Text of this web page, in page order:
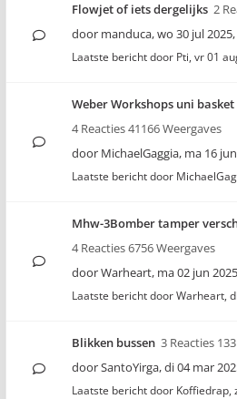
Flowjet of iets dergelijks 2
door manduca,wo 30 jul 2025,
Laatste bericht door Pti, vr 01
Weber Workshops uni basket
4 Reacties 41166 Weergaves
door MichaelGaggia, ma 16
Laatste bericht door
Mhw-3Bomber tamper
4 Reacties 6756 Weergaves
doorWarheart, ma 02 jun
Laatste bericht doorWarheart,
Blikken bussen 3 Reacties
doorSantoYirga,di 04 mar
Laatste bericht door Koffiedrap,